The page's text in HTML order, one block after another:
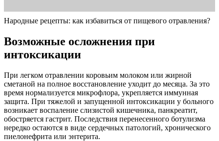
Народные рецепты: как избавиться от пищевого отравления?
Возможные осложнения при
интоксикации
При легком отравлении коровьим молоком или жирной
сметаной на полное восстановление уходит до месяца. За это
время нормализуется микрофлора, укрепляется иммунная
защита. При тяжелой и запущенной интоксикации у больного
возникает воспаление слизистой кишечника, панкреатит,
обостряется гастрит. Последствия перенесенного ботулизма
нередко остаются в виде сердечных патологий, хронического
пиелонефрита или энтерита.